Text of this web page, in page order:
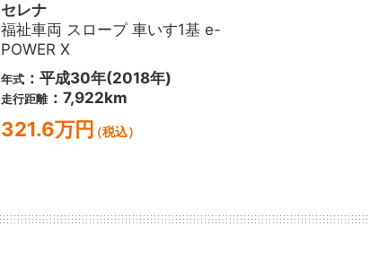
セレナ
福祉車両 スロープ 車いす1基 e-
POWER X
年式：平成30年(2018年)
走行距離：7,922km
321.6万円（税込）